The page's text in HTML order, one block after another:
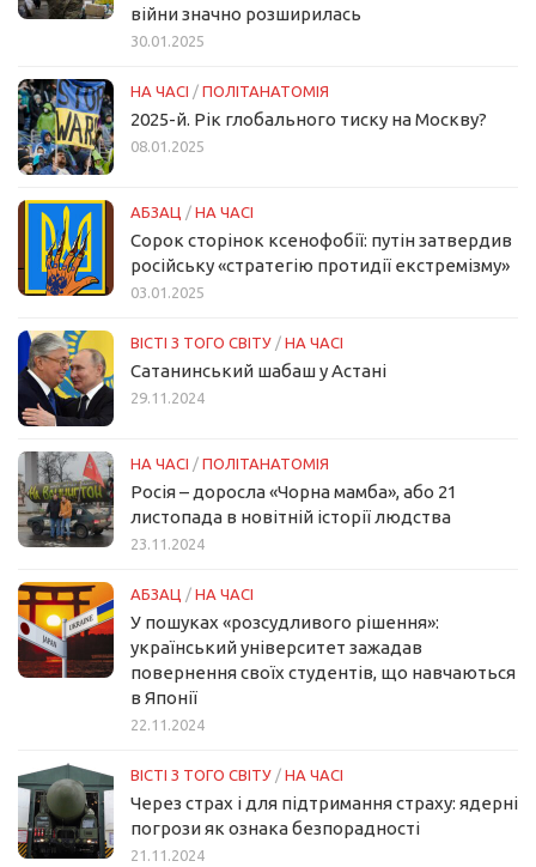
війни значно розширилась
30.01.2025
НА ЧАСІ / ПОЛІТАНАТОМІЯ
2025-й. Рік глобального тиску на Москву?
08.01.2025
АБЗАЦ / НА ЧАСІ
Сорок сторінок ксенофобії: путін затвердив
російську «стратегію протидії екстремізму»
03.01.2025
ВІСТІ З ТОГО СВІТУ / НА ЧАСІ
Сатанинський шабаш у Астані
29.11.2024
НА ЧАСІ / ПОЛІТАНАТОМІЯ
Росія – доросла «Чорна мамба», або 21
листопада в новітній історії людства
23.11.2024
АБЗАЦ / НА ЧАСІ
У пошуках «розсудливого рішення»:
український університет зажадав
повернення своїх студентів, що навчаються
в Японії
22.11.2024
ВІСТІ З ТОГО СВІТУ / НА ЧАСІ
Через страх і для підтримання страху: ядерні
погрози як ознака безпорадності
21.11.2024